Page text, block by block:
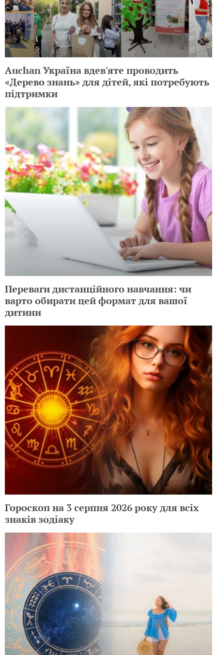
Auchan Україна вдев'яте проводить
«Дерево знань» для дітей, які потребують
підтримки
Переваги дистанційного навчання: чи
варто обирати цей формат для вашої
дитини
Гороскоп на 3 серпня 2026 року для всіх
знаків зодіаку